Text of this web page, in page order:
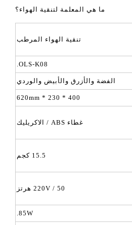
ما هي المعلمة لتنقية الهواء؟
تنقية الهواء المرطب
OLS-K08.
الفضة والأزرق والأبيض والوردي
400 * 230 * 620mm
غطاء ABS / الاكريليك
15.5 كجم
220V / 50 هرتز
85W.